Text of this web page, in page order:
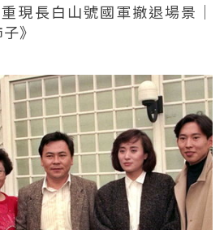
現長白山號國軍撤退場景｜
》